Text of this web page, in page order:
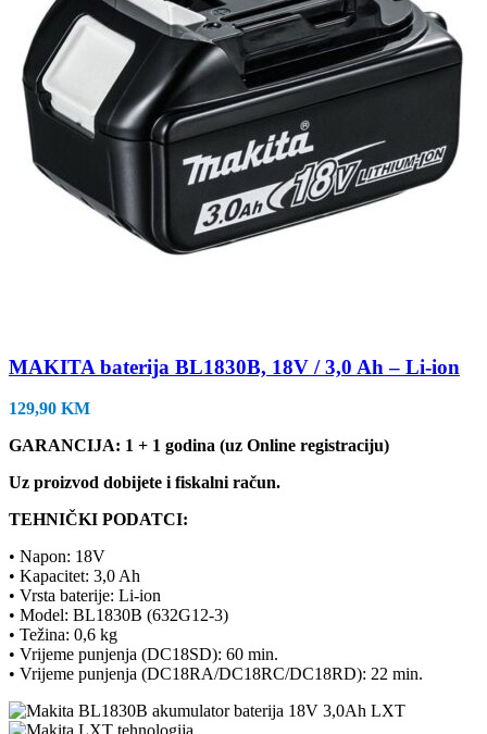
MAKITA baterija BL1830B, 18V / 3,0 Ah – Li-ion
129,90 KM
GARANCIJA: 1 + 1 godina (uz Online registraciju)
Uz proizvod dobijete i fiskalni račun.
TEHNIČKI PODATCI:
• Napon: 18V
• Kapacitet: 3,0 Ah
• Vrsta baterije: Li-ion
• Model: BL1830B (632G12-3)
• Težina: 0,6 kg
• Vrijeme punjenja (DC18SD): 60 min.
• Vrijeme punjenja (DC18RA/DC18RC/DC18RD): 22 min.